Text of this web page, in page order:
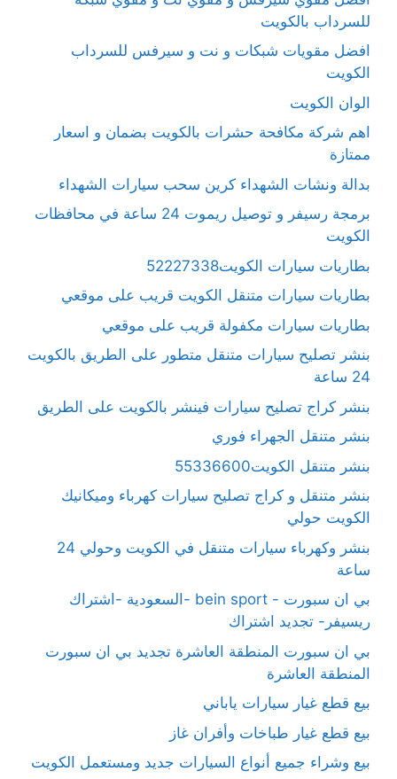
للسرداب بالكويت
افضل مقويات شبكات و نت و سيرفس للسرداب
الكويت
الوان الكويت
اهم شركة مكافحة حشرات بالكويت بضمان و اسعار
ممتازة
بدالة ونشات الشهداء كرين سحب سيارات الشهداء
برمجة رسيفر و توصيل ريموت 24 ساعة في محافظات
الكويت
بطاريات سيارات الكويت52227338
بطاريات سيارات متنقل الكويت قريب على موقعي
بطاريات سيارات مكفولة قريب على موقعي
بنشر تصليح سيارات متنقل متطور على الطريق بالكويت
24 ساعة
بنشر كراج تصليح سيارات فينشر بالكويت على الطريق
بنشر متنقل الجهراء فوري
بنشر متنقل الكويت55336600
بنشر متنقل و كراج تصليح سيارات كهرباء وميكانيك
الكويت حولي
بنشر وكهرباء سيارات متنقل في الكويت وحولي 24
ساعة
بي ان سبورت - bein sport -السعودية -اشتراك
ريسيفر- تجديد اشتراك
بي ان سبورت المنطقة العاشرة تجديد بي ان سبورت
المنطقة العاشرة
بيع قطع غيار سيارات ياباني
بيع قطع غيار طباخات وأفران غاز
بيع وشراء جميع أنواع السيارات جديد ومستعمل الكويت